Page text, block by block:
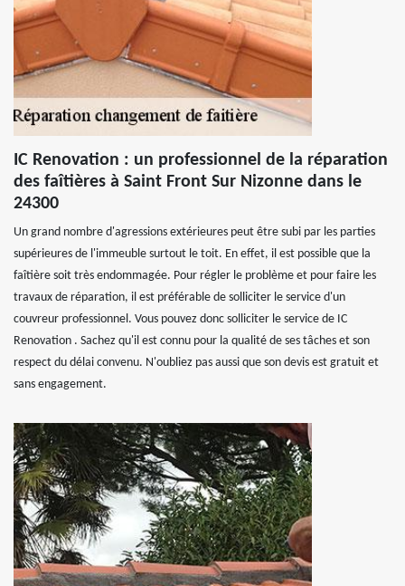
IC Renovation : un professionnel de la réparation
des faîtières à Saint Front Sur Nizonne dans le
24300
Un grand nombre d'agressions extérieures peut être subi par les parties
supérieures de l'immeuble surtout le toit. En effet, il est possible que la
faîtière soit très endommagée. Pour régler le problème et pour faire les
travaux de réparation, il est préférable de solliciter le service d'un
couvreur professionnel. Vous pouvez donc solliciter le service de IC
Renovation . Sachez qu'il est connu pour la qualité de ses tâches et son
respect du délai convenu. N'oubliez pas aussi que son devis est gratuit et
sans engagement.